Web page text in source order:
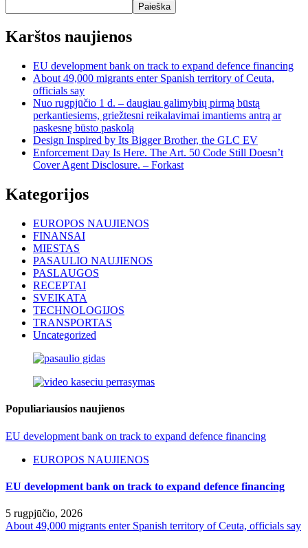
Paieška
Karštos naujienos
EU development bank on track to expand defence financing
About 49,000 migrants enter Spanish territory of Ceuta,
officials say
Nuo rugpjūčio 1 d. – daugiau galimybių pirmą būstą
perkantiesiems, griežtesni reikalavimai imantiems antrą ar
paskesnę būsto paskolą
Design Inspired by Its Bigger Brother, the GLC EV
Enforcement Day Is Here. The Art. 50 Code Still Doesn’t
Cover Agent Disclosure. – Forkast
Kategorijos
EUROPOS NAUJIENOS
FINANSAI
MIESTAS
PASAULIO NAUJIENOS
PASLAUGOS
RECEPTAI
SVEIKATA
TECHNOLOGIJOS
TRANSPORTAS
Uncategorized
Populiariausios naujienos
EU development bank on track to expand defence financing
EUROPOS NAUJIENOS
EU development bank on track to expand defence financing
5 rugpjūčio, 2026
About 49,000 migrants enter Spanish territory of Ceuta, officials say